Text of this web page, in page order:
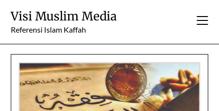
content
Visi Muslim Media
Referensi Islam Kaffah